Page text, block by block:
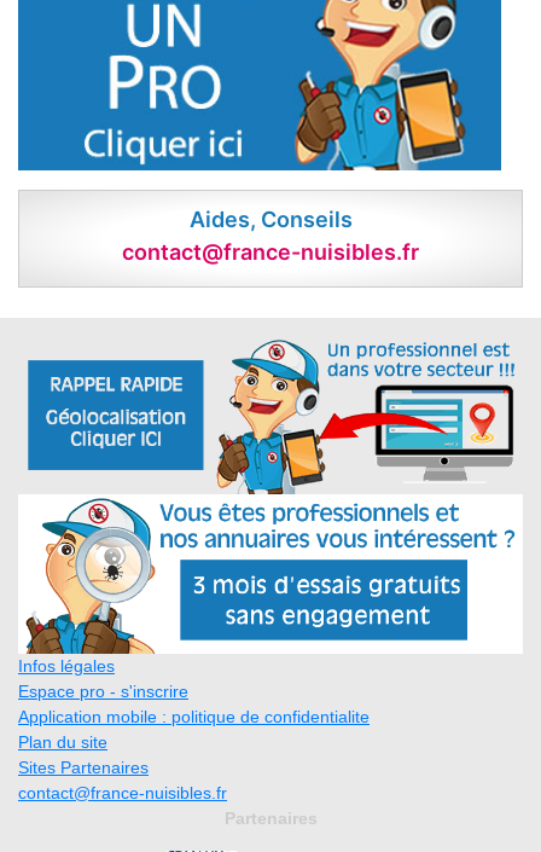
Aides, Conseils
contact@france-nuisibles.fr
Infos légales
Espace pro - s'inscrire
Application mobile : politique de confidentialite
Plan du site
Sites Partenaires
contact@france-nuisibles.fr
Partenaires